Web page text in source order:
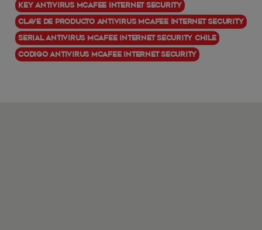
Key Antivirus McAfee Internet Security
Clave de producto Antivirus McAfee Internet Security
Serial Antivirus McAfee Internet Security Chile
Codigo Antivirus McAfee Internet Security